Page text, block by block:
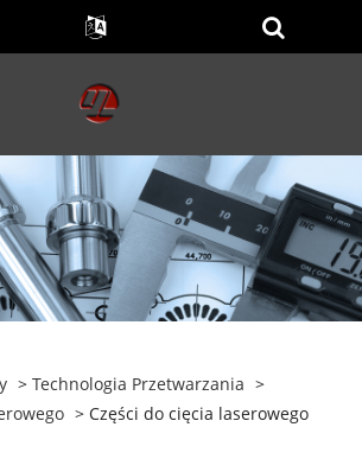
>Technologia Przetwarzania >
> Części do cięcia laserowego